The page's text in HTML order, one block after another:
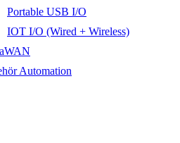
Portable USB I/O
IOT I/O (Wired + Wireless)
Automation